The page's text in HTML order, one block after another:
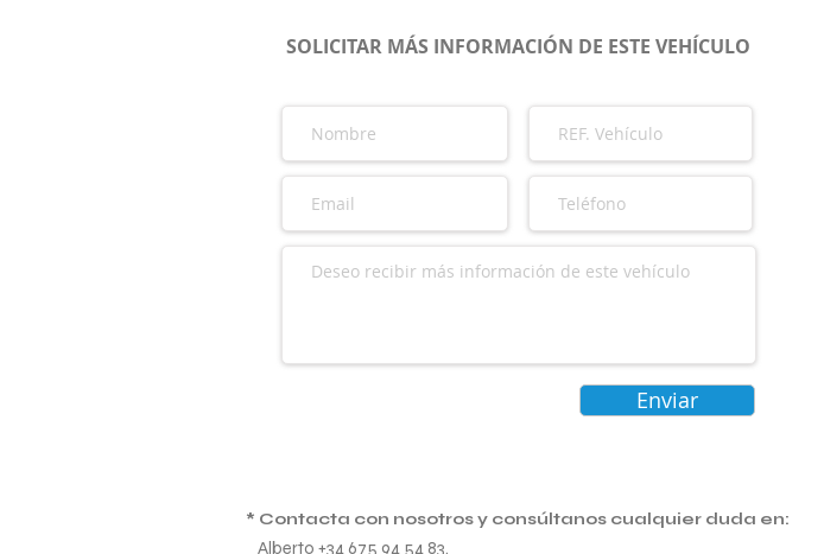
SOLICITAR MÁS INFORMACIÓN DE ESTE VEHÍCULO
Enviar
* Contacta con nosotros y consúltanos cualquier duda en:
Alberto +34 675 94 54 83.